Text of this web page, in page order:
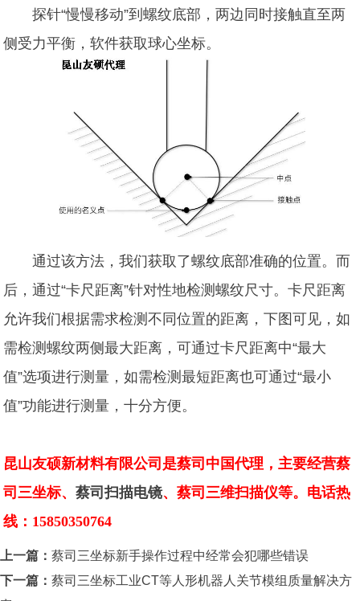
探针“慢慢移动”到螺纹底部，两边同时接触直至两
侧受力平衡，软件获取球心坐标。
通过该方法，我们获取了螺纹底部准确的位置。而
后，通过“卡尺距离”针对性地检测螺纹尺寸。卡尺距离
允许我们根据需求检测不同位置的距离，下图可见，如
需检测螺纹两侧最大距离，可通过卡尺距离中“最大
值”选项进行测量，如需检测最短距离也可通过“最小
值”功能进行测量，十分方便。
昆山友硕新材料有限公司是蔡司中国代理，主要经营蔡
司三坐标、蔡司扫描电镜、蔡司三维扫描仪等。电话热
线：15850350764
上一篇： 蔡司三坐标新手操作过程中经常会犯哪些错误
下一篇： 蔡司三坐标工业CT等人形机器人关节模组质量解决方